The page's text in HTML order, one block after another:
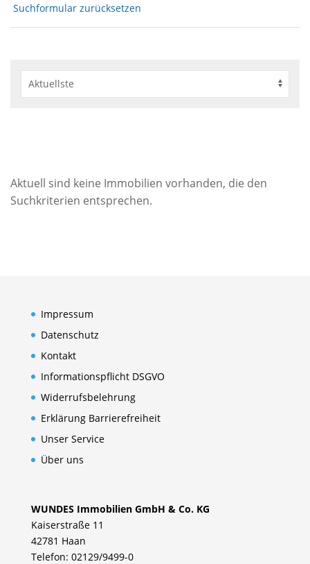
Suchformular zurücksetzen
Aktuell sind keine Immobilien vorhanden, die den
Suchkriterien entsprechen.
Impressum
Datenschutz
Kontakt
Informationspflicht DSGVO
Widerrufsbelehrung
Erklärung Barrierefreiheit
Unser Service
Über uns
WUNDES Immobilien GmbH & Co. KG
Kaiserstraße 11
42781 Haan
Telefon: 02129/9499-0